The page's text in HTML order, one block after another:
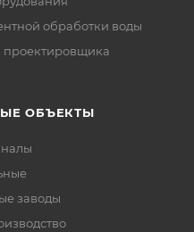
обработки воды
проектировщика
ОБЪЕКТЫ
заводы